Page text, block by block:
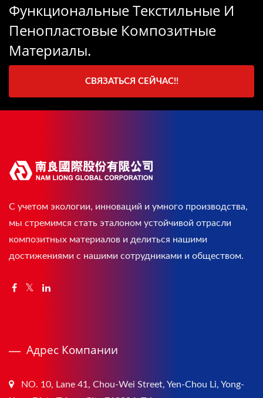
Функциональные Текстильные И
Пенопластовые Композитные
Материалы.
СВЯЗАТЬСЯ СЕЙЧАС!!
С учетом экологии, инноваций и умного производства,
мы стремимся стать эталоном устойчивой отрасли
композитных материалов и делиться нашими
достижениями с нашими сотрудниками и обществом.
Адрес Компании
NO. 10, Lane 41, Chou-Wei Street, Yen-Chou Li, Yong-